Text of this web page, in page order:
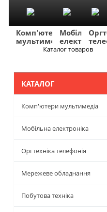
Комп'ютери
мультимедіа
Мобільна
електроніка
Каталог товаров
КАТАЛОГ
Комп'ютери мультимедіа
Мобільна електроніка
Оргтехніка телефонія
Мережеве обладнання
Побутова техніка